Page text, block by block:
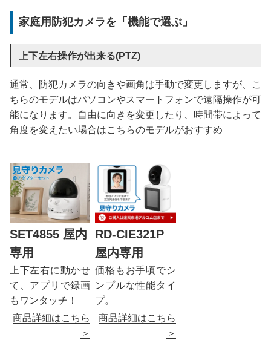
家庭用防犯カメラを「機能で選ぶ」
上下左右操作が出来る(PTZ)
通常、防犯カメラの向きや画角は手動で変更しますが、こ
ちらのモデルはパソコンやスマートフォンで遠隔操作が可
能になります。自由に向きを変更したり、時間帯によって
角度を変えたい場合はこちらのモデルがおすすめ
SET4855 屋内
専用
上下左右に動かせ
て、アプリで録画
もワンタッチ！
商品詳細はこちら
＞
RD-CIE321P
屋内専用
価格もお手頃でシ
ンプルな性能タイ
プ。
商品詳細はこちら
＞